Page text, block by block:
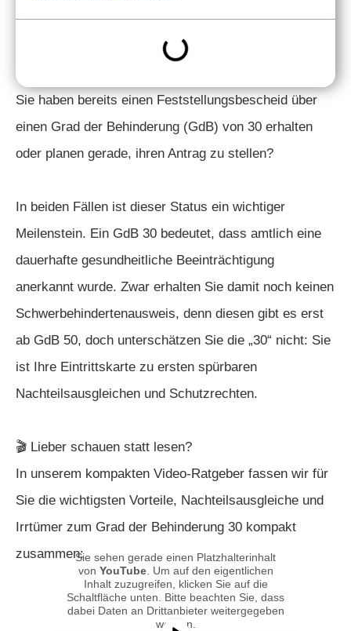
Sie haben bereits einen Feststellungsbescheid über
einen Grad der Behinderung (GdB) von 30 erhalten
oder planen gerade, ihren Antrag zu stellen?
In beiden Fällen ist dieser Status ein wichtiger
Meilenstein. Ein GdB 30 bedeutet, dass amtlich eine
dauerhafte gesundheitliche Beeinträchtigung
anerkannt wurde. Zwar erhalten Sie damit noch keinen
Schwerbehindertenausweis, denn diesen gibt es erst
ab GdB 50, doch unterschätzen Sie die „30“ nicht: Sie
ist Ihre Eintrittskarte zu ersten spürbaren
Nachteilsausgleichen und Schutzrechten.
🎬 Lieber schauen statt lesen?
In unserem kompakten Video-Ratgeber fassen wir für
Sie die wichtigsten Vorteile, Nachteilsausgleiche und
Irrtümer zum Grad der Behinderung 30 kompakt
zusammen:Sie sehen gerade einen Platzhalterinhalt
von YouTube. Um auf den eigentlichen
Inhalt zuzugreifen, klicken Sie auf die
Schaltfläche unten. Bitte beachten Sie, dass
dabei Daten an Drittanbieter weitergegeben
werden.